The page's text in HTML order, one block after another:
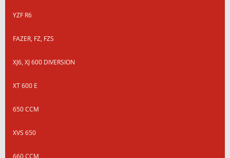
YZF R6
FAZER, FZ, FZS
XJ6, XJ 600 DIVERSION
XT 600 E
650 CCM
XVS 650
660 CCM